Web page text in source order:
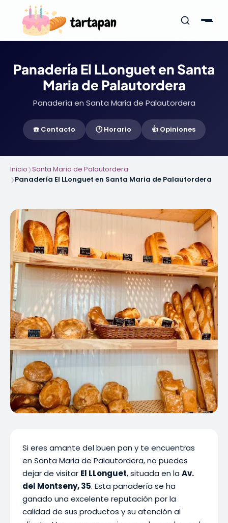
Panadería El LLonguet en Santa
Maria de Palautordera
Panadería en Santa Maria de Palautordera
☎️ Contacto 🕐 Horario 👍 Opiniones
Inicio❯Santa Maria de Palautordera
❯Panadería El LLonguet en Santa Maria de Palautordera
Si eres amante del buen pan y te encuentras
en Santa Maria de Palautordera, no puedes
dejar de visitar El LLonguet, situada en la Av.
del Montseny, 35. Esta panadería se ha
ganado una excelente reputación por la
calidad de sus productos y su atención al